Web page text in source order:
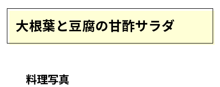
大根葉と豆腐の甘酢サラダ
料理写真